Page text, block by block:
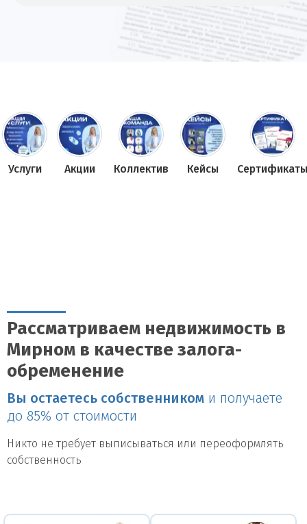
Услуги Акции Коллектив Кейсы Сертификаты
Рассматриваем недвижимость в
Мирном в качестве залога-
обременение
Вы остаетесь собственником и получаете
до 85% от стоимости
Никто не требует выписываться или переоформлять
собственность